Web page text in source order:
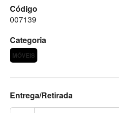
Código
007139
Categoria
MÓVEIS
Entrega/Retirada